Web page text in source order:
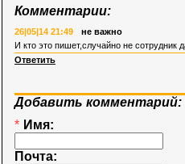
Комментарии:
26|05|14 21:49
не важно
И кто это пишет,случайно не сотрудник
Ответить
Добавить комментарий:
* Имя:
Почта: